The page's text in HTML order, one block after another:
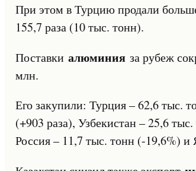
При этом в Турцию продали
155,7 раза (10 тыс. тонн).
Поставки алюминия за рубеж
млн.
Его закупили: Турция – 62,6 тыс.
(+903 раза), Узбекистан – 25,6
Россия – 11,7 тыс. тонн (-19,6%)